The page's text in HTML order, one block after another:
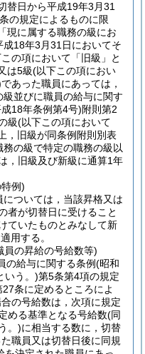
替日から平成19年3月31
の規定によるものに限
現に属する職務の級にお
18年3月31日においてそ
の項において「旧級」と
は5級(以下この項におい
であった職員にあっては，
級並びに職員の給与に関す
18年条例第4号)附則第2
級(以下この項において
，旧級が同条例附則別表
の級で特定の職務の級以
，旧級及び新級に通算1年
例)
ついては，当該昇格又は
者が切替日に受けること
ていたものとみなして新
用する。
の昇給の号給数等)
の給与に関する条例(昭和
いう。)第5条第4項の規定
条に定めるところによ
の号給数は，次項に規定
める基準となる号給数(同
。)に相当する数に，切替
職員又は切替日後に同規